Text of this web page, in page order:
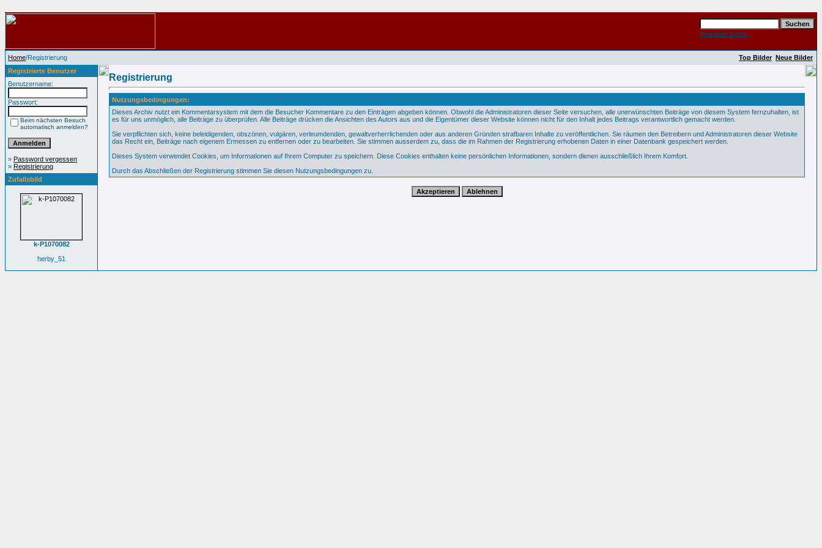
Erweiterte Suche
Home/Registrierung Top Bilder Neue Bilder
Registrierte Benutzer
Benutzername:
Passwort:
Beim nächsten Besuch
automatisch anmelden?
» Password vergessen
» Registrierung
Zufallsbild
k-P1070082
herby_51
Registrierung
Nutzungsbedingungen:
Dieses Archiv nutzt ein Kommentarsystem mit dem die Besucher Kommentare zu den Einträgen abgeben können. Obwohl die Administratoren dieser Seite versuchen, alle unerwünschten Beiträge von diesem System fernzuhalten, ist
es für uns unmöglich, alle Beiträge zu überprüfen. Alle Beiträge drücken die Ansichten des Autors aus und die Eigentümer dieser Website können nicht für den Inhalt jedes Beitrags verantwortlich gemacht werden.
Sie verpflichten sich, keine beleidigenden, obszönen, vulgären, verleumdenden, gewaltverherrlichenden oder aus anderen Gründen strafbaren Inhalte zu veröffentlichen. Sie räumen den Betreibern und Administratoren dieser Website
das Recht ein, Beiträge nach eigenem Ermessen zu entfernen oder zu bearbeiten. Sie stimmen ausserdem zu, dass die im Rahmen der Registrierung erhobenen Daten in einer Datenbank gespeichert werden.
Dieses System verwendet Cookies, um Informationen auf Ihrem Computer zu speichern. Diese Cookies enthalten keine persönlichen Informationen, sondern dienen ausschließlich Ihrem Komfort.
Durch das Abschließen der Registrierung stimmen Sie diesen Nutzungsbedingungen zu.